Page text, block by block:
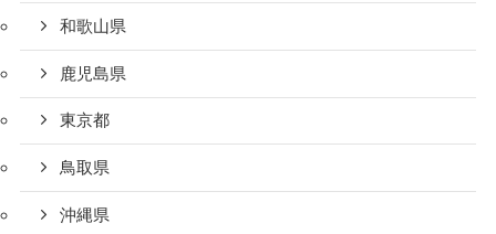
和歌山県
鹿児島県
東京都
鳥取県
沖縄県